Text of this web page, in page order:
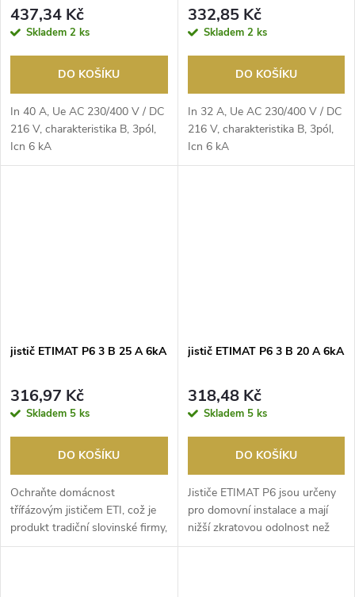
437,34 Kč
Skladem 2 ks
DO KOŠÍKU
In 40 A, Ue AC 230/400 V / DC
216 V, charakteristika B, 3pól,
Icn 6 kA
332,85 Kč
Skladem 2 ks
DO KOŠÍKU
In 32 A, Ue AC 230/400 V / DC
216 V, charakteristika B, 3pól,
Icn 6 kA
jistič ETIMAT P6 3 B 25 A 6kA
316,97 Kč
Skladem 5 ks
DO KOŠÍKU
Ochraňte domácnost
třífázovým jističem ETI, což je
produkt tradiční slovinské firmy,
který vyniká vy...
jistič ETIMAT P6 3 B 20 A 6kA
318,48 Kč
Skladem 5 ks
DO KOŠÍKU
Jističe ETIMAT P6 jsou určeny
pro domovní instalace a mají
nižší zkratovou odolnost než
jističe řady...